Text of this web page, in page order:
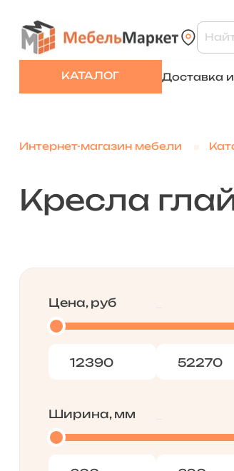
КАТАЛОГ Доставка
Интернет-магазин мебели
Кресла
Цена, руб
Ширина, мм